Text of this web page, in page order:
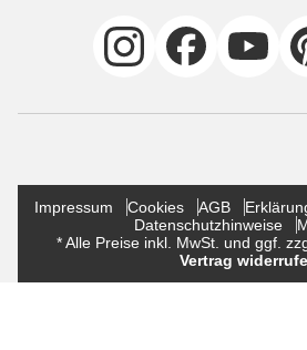
Impressum Cookies AGB
Datenschutzhinweise
* Alle Preise inkl. MwSt. und ggf.
Vertrag